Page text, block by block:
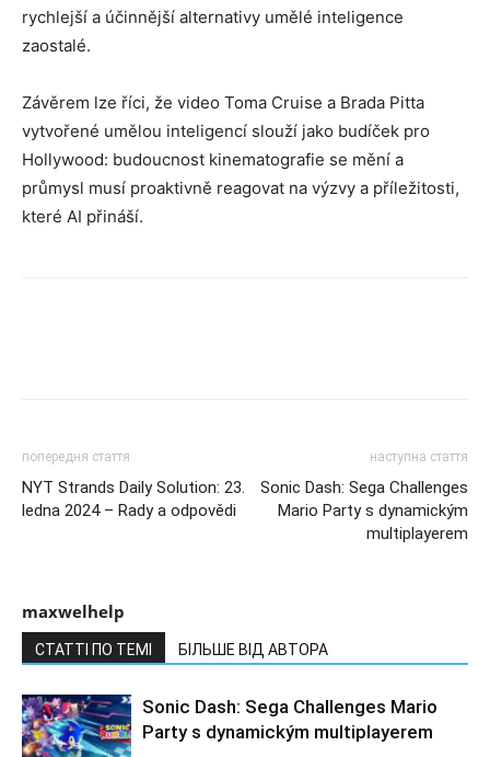
rychlejší a účinnější alternativy umělé inteligence
zaostalé.
Závěrem lze říci, že video Toma Cruise a Brada Pitta
vytvořené umělou inteligencí slouží jako budíček pro
Hollywood: budoucnost kinematografie se mění a
průmysl musí proaktivně reagovat na výzvy a příležitosti,
které AI přináší.
попередня стаття
NYT Strands Daily Solution: 23.
ledna 2024 – Rady a odpovědi
наступна стаття
Sonic Dash: Sega Challenges
Mario Party s dynamickým
multiplayerem
maxwelhelp
СТАТТІ ПО ТЕМІ БІЛЬШЕ ВІД АВТОРА
Sonic Dash: Sega Challenges Mario
Party s dynamickým multiplayerem